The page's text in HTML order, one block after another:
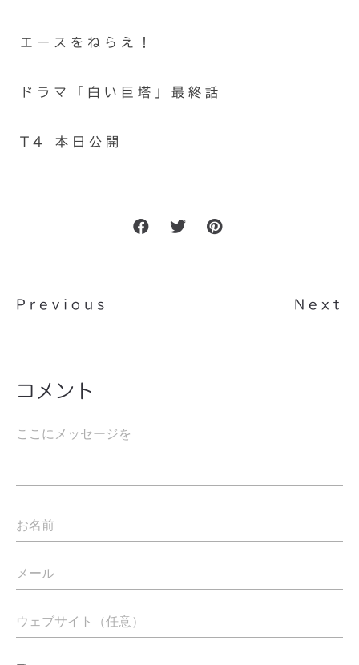
エースをねらえ！
ドラマ「白い巨塔」最終話
T4 本日公開
Previous Next
コメント